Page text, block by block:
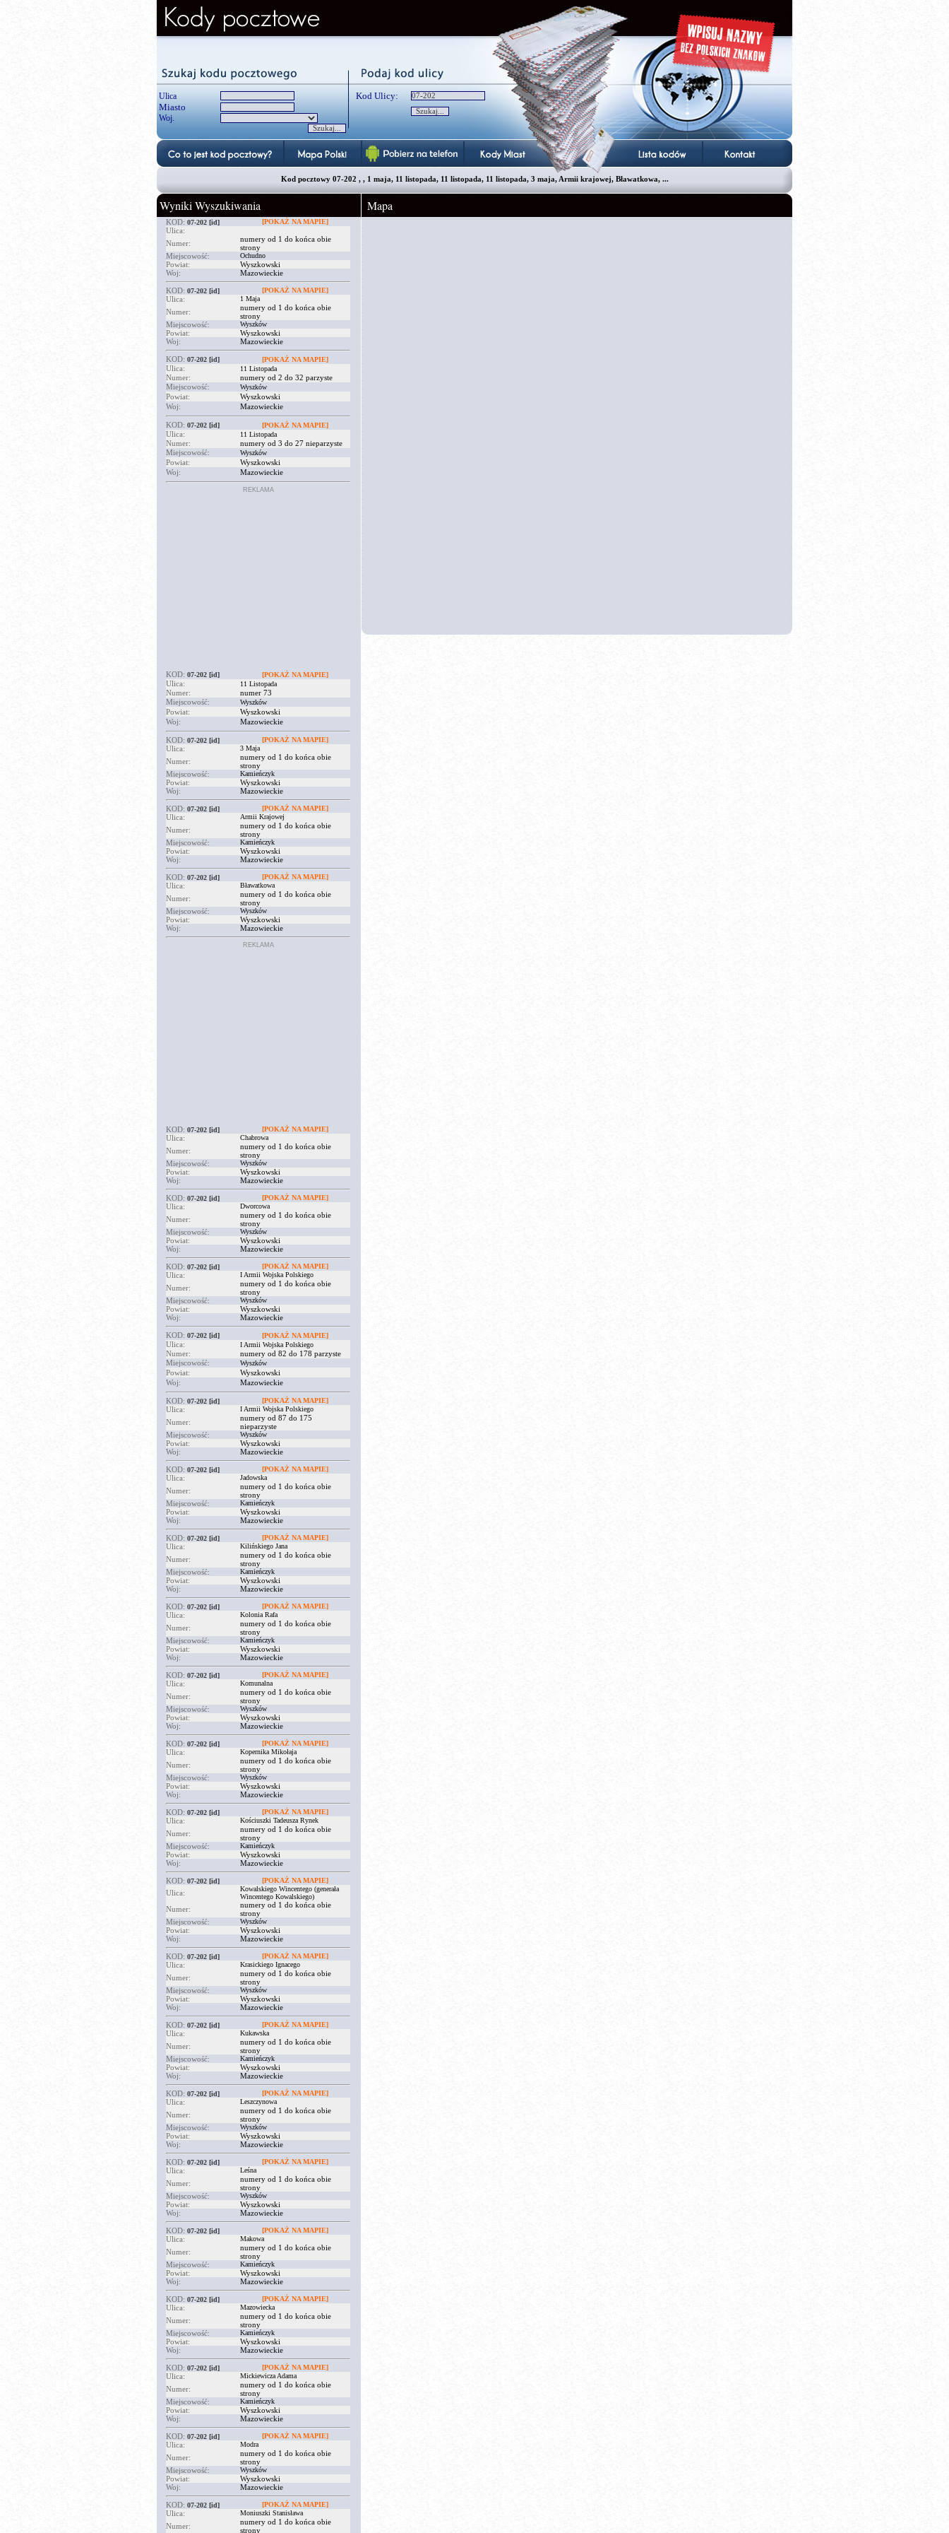
Ulica
Miasto
Woj.
Kod Ulicy:
Kod pocztowy 07-202 , , 1 maja, 11 listopada, 11 listopada, 11 listopada, 3 maja, Armii krajowej, Bławatkowa, ...
Wyniki Wyszukiwania
KOD: 07-202 [id] [POKAŻ NA MAPIE]
Ulica:
Numer:
numery od 1 do końca obie
strony
Miejscowość:
Ochudno
Powiat:
Wyszkowski
Woj:
Mazowieckie
KOD: 07-202 [id] [POKAŻ NA MAPIE]
Ulica: 1 Maja
Numer:
numery od 1 do końca obie
strony
Miejscowość:
Wyszków
Powiat:
Wyszkowski
Woj:
Mazowieckie
KOD: 07-202 [id] [POKAŻ NA MAPIE]
Ulica: 11 Listopada
Numer:
numery od 2 do 32 parzyste
Miejscowość:
Wyszków
Powiat:
Wyszkowski
Woj:
Mazowieckie
KOD: 07-202 [id] [POKAŻ NA MAPIE]
Ulica: 11 Listopada
Numer:
numery od 3 do 27 nieparzyste
Miejscowość:
Wyszków
Powiat:
Wyszkowski
Woj:
Mazowieckie
REKLAMA
KOD: 07-202 [id] [POKAŻ NA MAPIE]
Ulica: 11 Listopada
Numer:
numer 73
Miejscowość:
Wyszków
Powiat:
Wyszkowski
Woj:
Mazowieckie
KOD: 07-202 [id] [POKAŻ NA MAPIE]
Ulica: 3 Maja
Numer:
numery od 1 do końca obie
strony
Miejscowość:
Kamieńczyk
Powiat:
Wyszkowski
Woj:
Mazowieckie
KOD: 07-202 [id] [POKAŻ NA MAPIE]
Ulica: Armii Krajowej
Numer:
numery od 1 do końca obie
strony
Miejscowość:
Kamieńczyk
Powiat:
Wyszkowski
Woj:
Mazowieckie
KOD: 07-202 [id] [POKAŻ NA MAPIE]
Ulica: Bławatkowa
Numer:
numery od 1 do końca obie
strony
Miejscowość:
Wyszków
Powiat:
Wyszkowski
Woj:
Mazowieckie
REKLAMA
KOD: 07-202 [id] [POKAŻ NA MAPIE]
Ulica: Chabrowa
Numer:
numery od 1 do końca obie
strony
Miejscowość:
Wyszków
Powiat:
Wyszkowski
Woj:
Mazowieckie
KOD: 07-202 [id] [POKAŻ NA MAPIE]
Ulica: Dworcowa
Numer:
numery od 1 do końca obie
strony
Miejscowość:
Wyszków
Powiat:
Wyszkowski
Woj:
Mazowieckie
KOD: 07-202 [id] [POKAŻ NA MAPIE]
Ulica: I Armii Wojska Polskiego
Numer:
numery od 1 do końca obie
strony
Miejscowość:
Wyszków
Powiat:
Wyszkowski
Woj:
Mazowieckie
KOD: 07-202 [id] [POKAŻ NA MAPIE]
Ulica: I Armii Wojska Polskiego
Numer:
numery od 82 do 178 parzyste
Miejscowość:
Wyszków
Powiat:
Wyszkowski
Woj:
Mazowieckie
KOD: 07-202 [id] [POKAŻ NA MAPIE]
Ulica: I Armii Wojska Polskiego
Numer:
numery od 87 do 175
nieparzyste
Miejscowość:
Wyszków
Powiat:
Wyszkowski
Woj:
Mazowieckie
KOD: 07-202 [id] [POKAŻ NA MAPIE]
Ulica: Jadowska
Numer:
numery od 1 do końca obie
strony
Miejscowość:
Kamieńczyk
Powiat:
Wyszkowski
Woj:
Mazowieckie
KOD: 07-202 [id] [POKAŻ NA MAPIE]
Ulica: Kilińskiego Jana
Numer:
numery od 1 do końca obie
strony
Miejscowość:
Kamieńczyk
Powiat:
Wyszkowski
Woj:
Mazowieckie
KOD: 07-202 [id] [POKAŻ NA MAPIE]
Ulica: Kolonia Rafa
Numer:
numery od 1 do końca obie
strony
Miejscowość:
Kamieńczyk
Powiat:
Wyszkowski
Woj:
Mazowieckie
KOD: 07-202 [id] [POKAŻ NA MAPIE]
Ulica: Komunalna
Numer:
numery od 1 do końca obie
strony
Miejscowość:
Wyszków
Powiat:
Wyszkowski
Woj:
Mazowieckie
KOD: 07-202 [id] [POKAŻ NA MAPIE]
Ulica: Kopernika Mikołaja
Numer:
numery od 1 do końca obie
strony
Miejscowość:
Wyszków
Powiat:
Wyszkowski
Woj:
Mazowieckie
KOD: 07-202 [id] [POKAŻ NA MAPIE]
Ulica: Kościuszki Tadeusza Rynek
Numer:
numery od 1 do końca obie
strony
Miejscowość:
Kamieńczyk
Powiat:
Wyszkowski
Woj:
Mazowieckie
KOD: 07-202 [id] [POKAŻ NA MAPIE]
Ulica:
Kowalskiego Wincentego (generała
Wincentego Kowalskiego)
Numer:
numery od 1 do końca obie
strony
Miejscowość:
Wyszków
Powiat:
Wyszkowski
Woj:
Mazowieckie
KOD: 07-202 [id] [POKAŻ NA MAPIE]
Ulica: Krasickiego Ignacego
Numer:
numery od 1 do końca obie
strony
Miejscowość:
Wyszków
Powiat:
Wyszkowski
Woj:
Mazowieckie
KOD: 07-202 [id] [POKAŻ NA MAPIE]
Ulica: Kukawska
Numer:
numery od 1 do końca obie
strony
Miejscowość:
Kamieńczyk
Powiat:
Wyszkowski
Woj:
Mazowieckie
KOD: 07-202 [id] [POKAŻ NA MAPIE]
Ulica: Leszczynowa
Numer:
numery od 1 do końca obie
strony
Miejscowość:
Wyszków
Powiat:
Wyszkowski
Woj:
Mazowieckie
KOD: 07-202 [id] [POKAŻ NA MAPIE]
Ulica: Leśna
Numer:
numery od 1 do końca obie
strony
Miejscowość:
Wyszków
Powiat:
Wyszkowski
Woj:
Mazowieckie
KOD: 07-202 [id] [POKAŻ NA MAPIE]
Ulica: Makowa
Numer:
numery od 1 do końca obie
strony
Miejscowość:
Kamieńczyk
Powiat:
Wyszkowski
Woj:
Mazowieckie
KOD: 07-202 [id] [POKAŻ NA MAPIE]
Ulica: Mazowiecka
Numer:
numery od 1 do końca obie
strony
Miejscowość:
Kamieńczyk
Powiat:
Wyszkowski
Woj:
Mazowieckie
KOD: 07-202 [id] [POKAŻ NA MAPIE]
Ulica: Mickiewicza Adama
Numer:
numery od 1 do końca obie
strony
Miejscowość:
Kamieńczyk
Powiat:
Wyszkowski
Woj:
Mazowieckie
KOD: 07-202 [id] [POKAŻ NA MAPIE]
Ulica: Modra
Numer:
numery od 1 do końca obie
strony
Miejscowość:
Wyszków
Powiat:
Wyszkowski
Woj:
Mazowieckie
KOD: 07-202 [id] [POKAŻ NA MAPIE]
Ulica: Moniuszki Stanisława
Numer:
numery od 1 do końca obie
strony
Mapa